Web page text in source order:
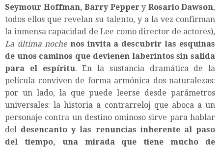
Seymour Hoffman, Barry Peppery Rosario Dawson,
todos ellos que revelan su talento, y a la vez confirman
la inmensa capacidad de Lee como director de actores),
La última nochenos invita a descubrir las esquinas
de unos caminos que devienen laberintos sin salida
para el espíritu. En la sustancia dramática de la
película conviven de forma armónica dos naturalezas:
por un lado, la que puede leerse desde parámetros
universales: la historia a contrarreloj que aboca a un
personaje contra un destino ominoso sirve para hablar
del desencanto y las renuncias inherente al paso
del tiempo, una mirada que tiene mucho de